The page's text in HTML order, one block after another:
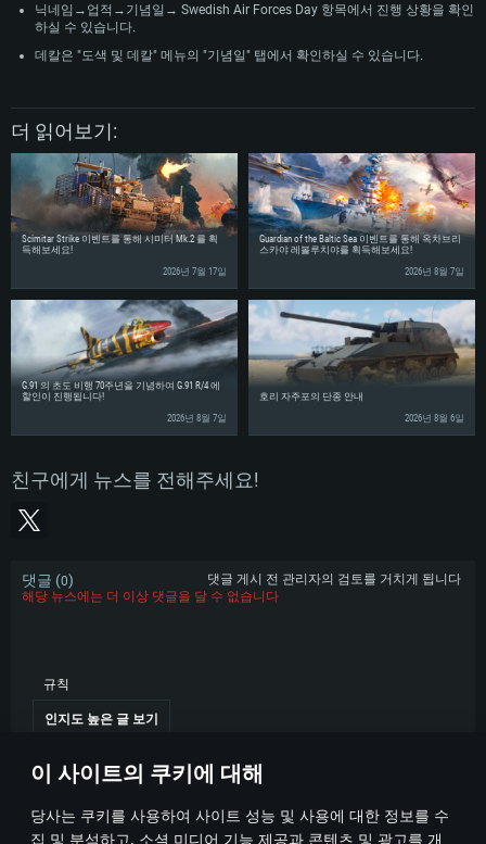
이 사이트의 쿠키에 대해
당사는 쿠키를 사용하여 사이트 성능 및 사용에 대한 정보를 수
집 및 분석하고, 소셜 미디어 기능 제공과 콘텐츠 및 광고를 개
닉네임→업적→기념일→ Swedish Air Forces Day 항목에서 진행 상황을 확인
하실 수 있습니다.
데칼은 "도색 및 데칼" 메뉴의 "기념일" 탭에서 확인하실 수 있습니다.
더 읽어보기:
Scimitar Strike 이벤트를 통해 시미터 Mk.2 를 획
득해보세요!
2026년 7월 17일
Guardian of the Baltic Sea 이벤트를 통해 옥차브리
스카야 레볼루치야를 획득해보세요!
2026년 8월 7일
G.91 의 초도 비행 70주년을 기념하여 G.91 R/4 에
할인이 진행됩니다!
2026년 8월 7일
호리 자주포의 단종 안내
2026년 8월 6일
친구에게 뉴스를 전해주세요!
댓글 (0)
댓글 게시 전 관리자의 검토를 거치게 됩니다
해당 뉴스에는 더 이상 댓글을 달 수 없습니다
규칙
인지도 높은 글 보기